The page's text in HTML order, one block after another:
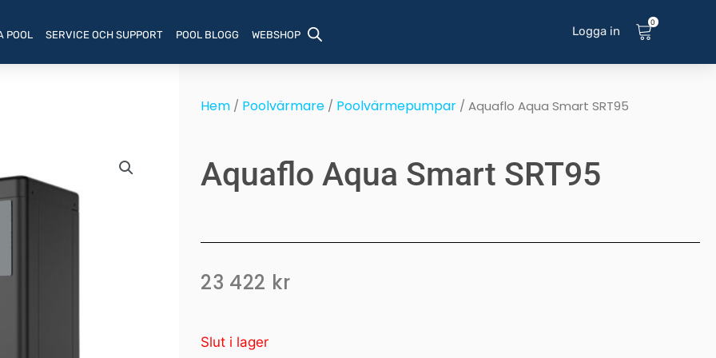
POOL SERVICE OCH SUPPORT POOL BLOGG WEBSHOP Logga in
0
Hem/ Poolvärmare/ Poolvärmepumpar/ Aquaflo Aqua Smart SRT95
Aquaflo Aqua Smart SRT95
23 422 kr
Slut i lager